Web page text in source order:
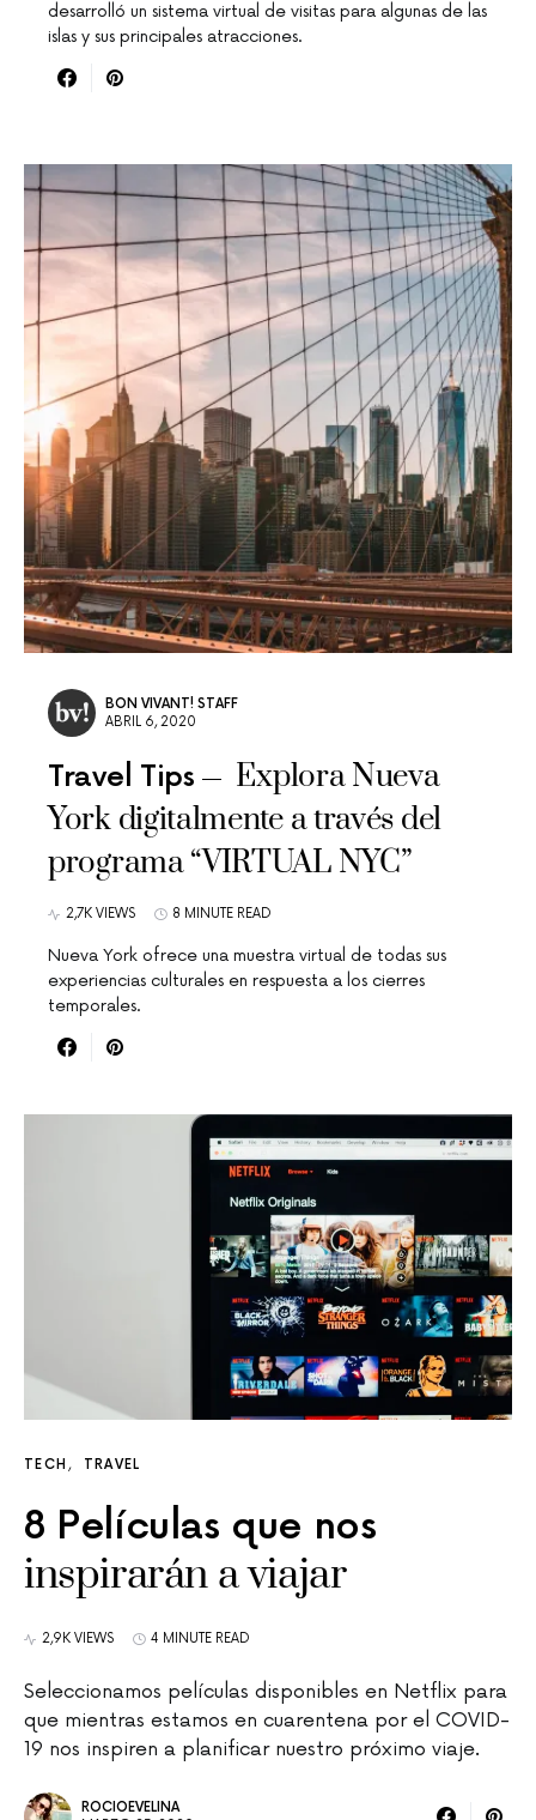
desarrolló un sistema virtual de visitas para algunas de las
islas y sus principales atracciones.
BON VIVANT! STAFF
ABRIL 6, 2020
Travel Tips
Explora Nueva
York digitalmente a través del
programa “VIRTUAL NYC”
2,7K VIEWS 8 MINUTE READ
Nueva York ofrece una muestra virtual de todas sus
experiencias culturales en respuesta a los cierres
temporales.
TECH TRAVEL
8 Películas que nos
inspirarán a viajar
2,9K VIEWS 4 MINUTE READ
Seleccionamos películas disponibles en Netflix para
que mientras estamos en cuarentena por el COVID-
19 nos inspiren a planificar nuestro próximo viaje.
ROCIOEVELINA